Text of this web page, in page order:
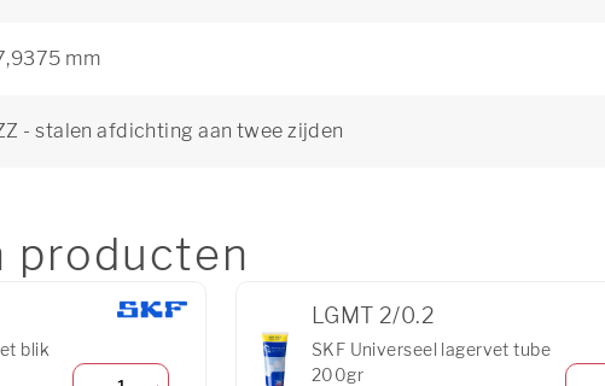
mm
- stalen afdichting aan twee zijden
producten
blik
LGMT 2/0.2
SKF Universeel lagervet tube
200gr